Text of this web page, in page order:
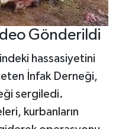
Gönderildi
hassasiyetini
İnfak Derneği,
sergiledi.
kurbanların